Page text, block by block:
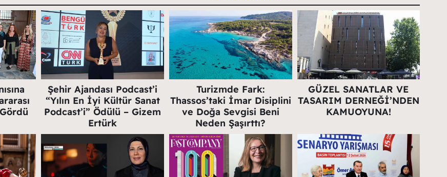
Şehir Ajandası Podcast’i
“Yılın En İyi Kültür Sanat
Podcast’i” Ödülü – Gizem
Ertürk
Turizmde Fark:
Thassos’taki İmar Disiplini
ve Doğa Sevgisi Beni
Neden Şaşırttı?
GÜZEL SANATLAR VE
TASARIM DERNEĞİ’NDEN
KAMUOYUNA!